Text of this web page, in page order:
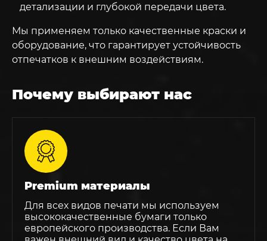
детализации и глубокой передачи цвета.
Мы применяем только качественные краски и
оборудование, что гарантирует устойчивость
отпечатков к внешним воздействиям.
Почему выбирают нас
Premium материалы
Для всех видов печати мы используем
высококачественные бумаги только
европейского производства. Если Вам